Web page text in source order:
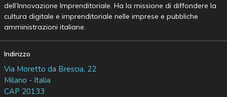
dell’Innovazione Imprenditoriale. Ha la missione di diffondere la
cultura digitale e imprenditoriale nelle imprese e pubbliche
amministrazioni italiane.
Indirizzo
Via Moretto da Brescia, 22
Milano - Italia
CAP 20133